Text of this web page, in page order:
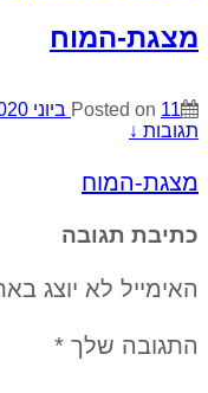
מצגת-המוח
Posted on 11 ביוני 2020
תגובות ↓
מצגת-המוח
כתיבת תגובה
האימייל לא יוצג
התגובה שלך *